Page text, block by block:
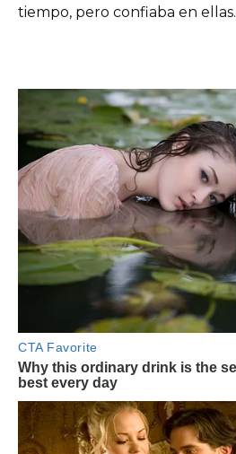
tiempo, pero confiaba en ellas.